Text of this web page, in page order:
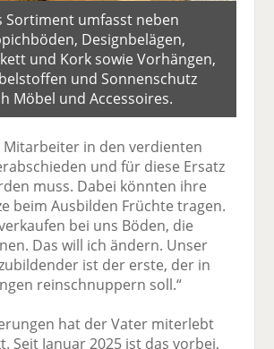
Sortiment umfasst neben
Designbelägen,
und Kork sowie Vorhängen,
und Sonnenschutz
Möbel und Accessoires.
in den verdienten
und für diese Ersatz
muss. Dabei könnten ihre
beim Ausbilden Früchte tragen.
bei uns Böden, die
Das will ich ändern. Unser
ist der erste, der in
reinschnuppern soll.“
hat der Vater miterlebt
Seit Januar 2025 ist das vorbei,